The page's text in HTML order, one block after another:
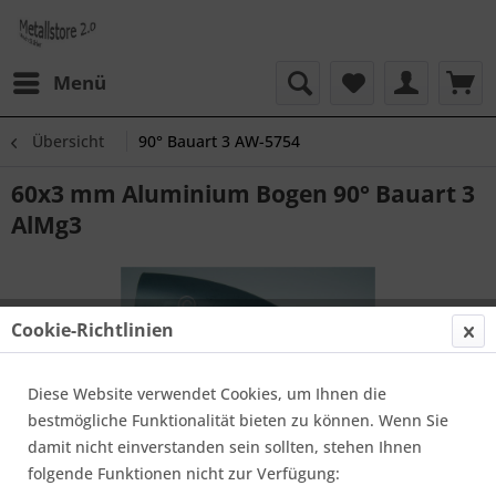
Menü
Übersicht 90° Bauart 3 AW-5754
60x3 mm Aluminium Bogen 90° Bauart 3
AlMg3
Cookie-Richtlinien
Diese Website verwendet Cookies, um Ihnen die
bestmögliche Funktionalität bieten zu können. Wenn Sie
damit nicht einverstanden sein sollten, stehen Ihnen
folgende Funktionen nicht zur Verfügung: